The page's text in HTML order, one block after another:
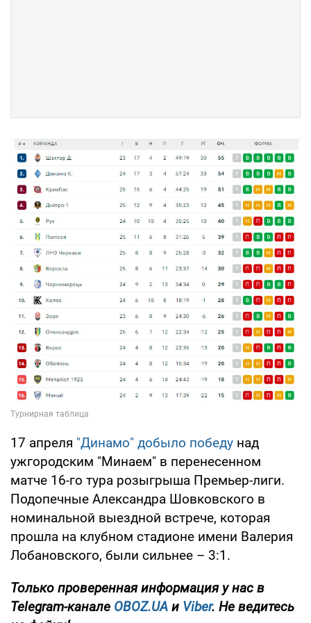
17 апреля "Динамо" добыло победу над
ужгородским "Минаем" в перенесенном
матче 16-го тура розыгрыша Премьер-лиги.
Подопечные Александра Шовковского в
номинальной выездной встрече, которая
прошла на клубном стадионе имени Валерия
Лобановского, были сильнее – 3:1.
Только проверенная информация у нас в
Telegram-канале OBOZ.UA и Viber. Не ведитесь